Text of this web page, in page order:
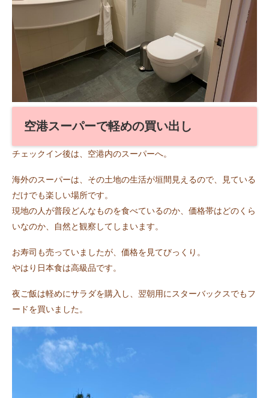
空港スーパーで軽めの買い出し
チェックイン後は、空港内のスーパーへ。
海外のスーパーは、その土地の生活が垣間見えるので、見ている
だけでも楽しい場所です。
現地の人が普段どんなものを食べているのか、価格帯はどのくら
いなのか、自然と観察してしまいます。
お寿司も売っていましたが、価格を見てびっくり。
やはり日本食は高級品です。
夜ご飯は軽めにサラダを購入し、翌朝用にスターバックスでもフ
ードを買いました。